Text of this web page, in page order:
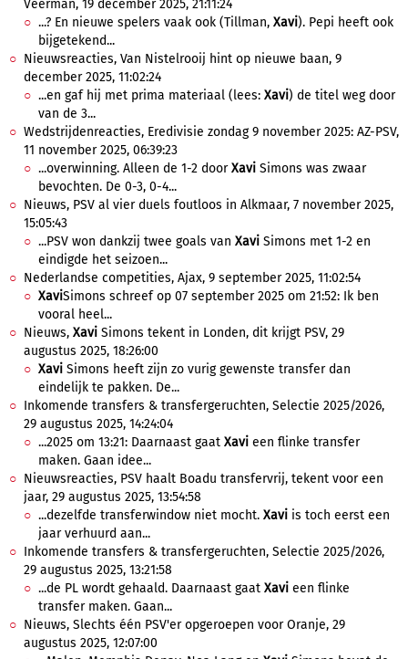
Veerman, 19 december 2025, 21:11:24
...? En nieuwe spelers vaak ook (Tillman, Xavi). Pepi heeft ook
bijgetekend...
Nieuwsreacties, Van Nistelrooij hint op nieuwe baan, 9
december 2025, 11:02:24
...en gaf hij met prima materiaal (lees: Xavi) de titel weg door
van de 3...
Wedstrijdenreacties, Eredivisie zondag 9 november 2025: AZ-PSV,
11 november 2025, 06:39:23
...overwinning. Alleen de 1-2 doorXavi Simons was zwaar
bevochten. De 0-3, 0-4...
Nieuws, PSV al vier duels foutloos in Alkmaar, 7 november 2025,
15:05:43
...PSV won dankzij twee goals van Xavi Simons met 1-2 en
eindigde het seizoen...
Nederlandse competities, Ajax, 9 september 2025, 11:02:54
XaviSimons schreef op 07 september 2025 om 21:52: Ik ben
vooral heel...
Nieuws, Xavi Simons tekent in Londen, dit krijgt PSV, 29
augustus 2025, 18:26:00
Xavi Simons heeft zijn zo vurig gewenste transfer dan
eindelijk te pakken. De...
Inkomende transfers & transfergeruchten, Selectie 2025/2026,
29 augustus 2025, 14:24:04
...2025 om 13:21: Daarnaast gaat Xavi een flinke transfer
maken. Gaan idee...
Nieuwsreacties, PSV haalt Boadu transfervrij, tekent voor een
jaar, 29 augustus 2025, 13:54:58
...dezelfde transferwindow niet mocht. Xavi is toch eerst een
jaar verhuurd aan...
Inkomende transfers & transfergeruchten, Selectie 2025/2026,
29 augustus 2025, 13:21:58
...de PL wordt gehaald. Daarnaast gaat Xavi een flinke
transfer maken. Gaan...
Nieuws, Slechts één PSV'er opgeroepen voor Oranje, 29
augustus 2025, 12:07:00